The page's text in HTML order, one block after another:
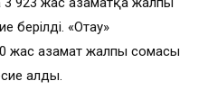
берілді. «Отау»
жас азамат жалпы сомасы
алды.